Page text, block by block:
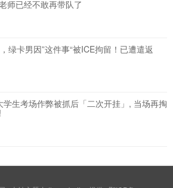
师已经不敢再带队了
绿卡男因”这件事“被ICE拘留！已遭遣返
学生考场作弊被抓后「二次开挂」, 当场再掏